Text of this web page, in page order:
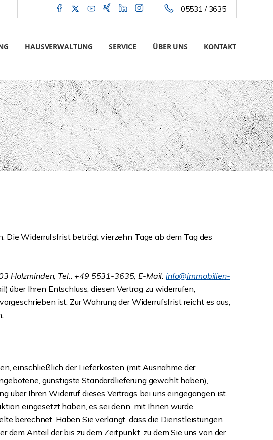
05531 / 3635
HAUSVERWALTUNG SERVICE ÜBER UNS KONTAKT
Die Widerrufsfrist beträgt vierzehn Tage ab dem Tag des
Holzminden, Tel.: +49 5531-3635, E-Mail: info@immobilien-
über Ihren Entschluss, diesen Vertrag zu widerrufen,
ist. Zur Wahrung der Widerrufsfrist reicht es aus,
einschließlich der Lieferkosten (mit Ausnahme der
günstigste Standardlieferung gewählt haben),
über Ihren Widerruf dieses Vertrags bei uns eingegangen ist.
eingesetzt haben, es sei denn, mit Ihnen wurde
berechnet. Haben Sie verlangt, dass die Dienstleistungen
dem Anteil der bis zu dem Zeitpunkt, zu dem Sie uns von der